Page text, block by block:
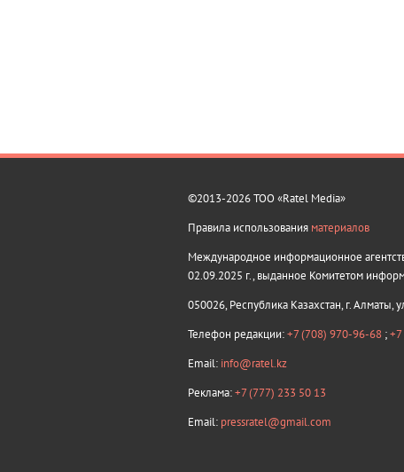
©2013-2026 ТОО «Ratel Media»
Правила использования материалов
Международное информационное
02.09.2025 г., выданное Комитетом
050026, Республика Казахстан, г.
Телефон редакции:+7 (708) 970-96-68 ;
Email: info@ratel.kz
Реклама:+7 (777) 233 50 13
Email: pressratel@gmail.com